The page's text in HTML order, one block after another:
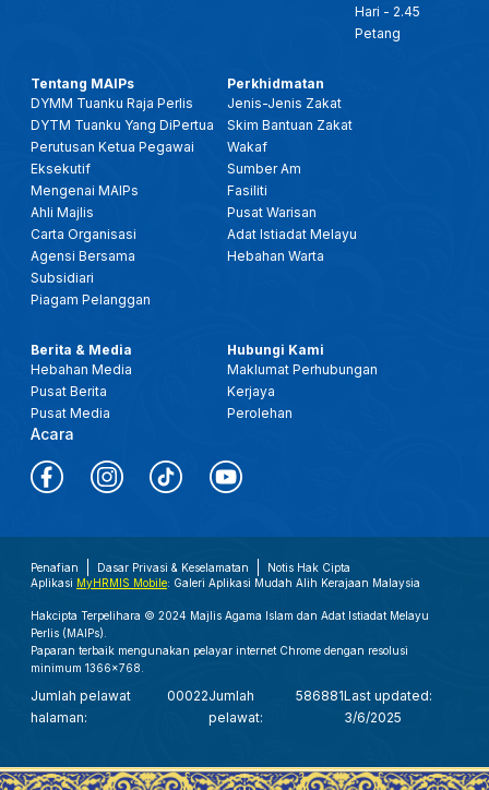
Hari - 2.45
Petang
Tentang MAIPs
DYMM Tuanku Raja Perlis
DYTM Tuanku Yang DiPertua
Perutusan Ketua Pegawai
Eksekutif
Mengenai MAIPs
Ahli Majlis
Carta Organisasi
Agensi Bersama
Subsidiari
Piagam Pelanggan
Perkhidmatan
Jenis-Jenis Zakat
Skim Bantuan Zakat
Wakaf
Sumber Am
Fasiliti
Pusat Warisan
Adat Istiadat Melayu
Hebahan Warta
Berita & Media
Hebahan Media
Pusat Berita
Pusat Media
Acara
Hubungi Kami
Maklumat Perhubungan
Kerjaya
Perolehan
Penafian Dasar Privasi & Keselamatan
Notis Hak Cipta
Aplikasi MyHRMIS Mobile: Galeri Aplikasi Mudah Alih Kerajaan Malaysia
Hakcipta Terpelihara © 2024 Majlis Agama Islam dan Adat Istiadat Melayu
Perlis (MAIPs).
Paparan terbaik mengunakan pelayar internet Chrome dengan resolusi
minimum 1366x768.
Jumlah pelawat
halaman:
00022Jumlah
pelawat:
586881Last updated:
3/6/2025